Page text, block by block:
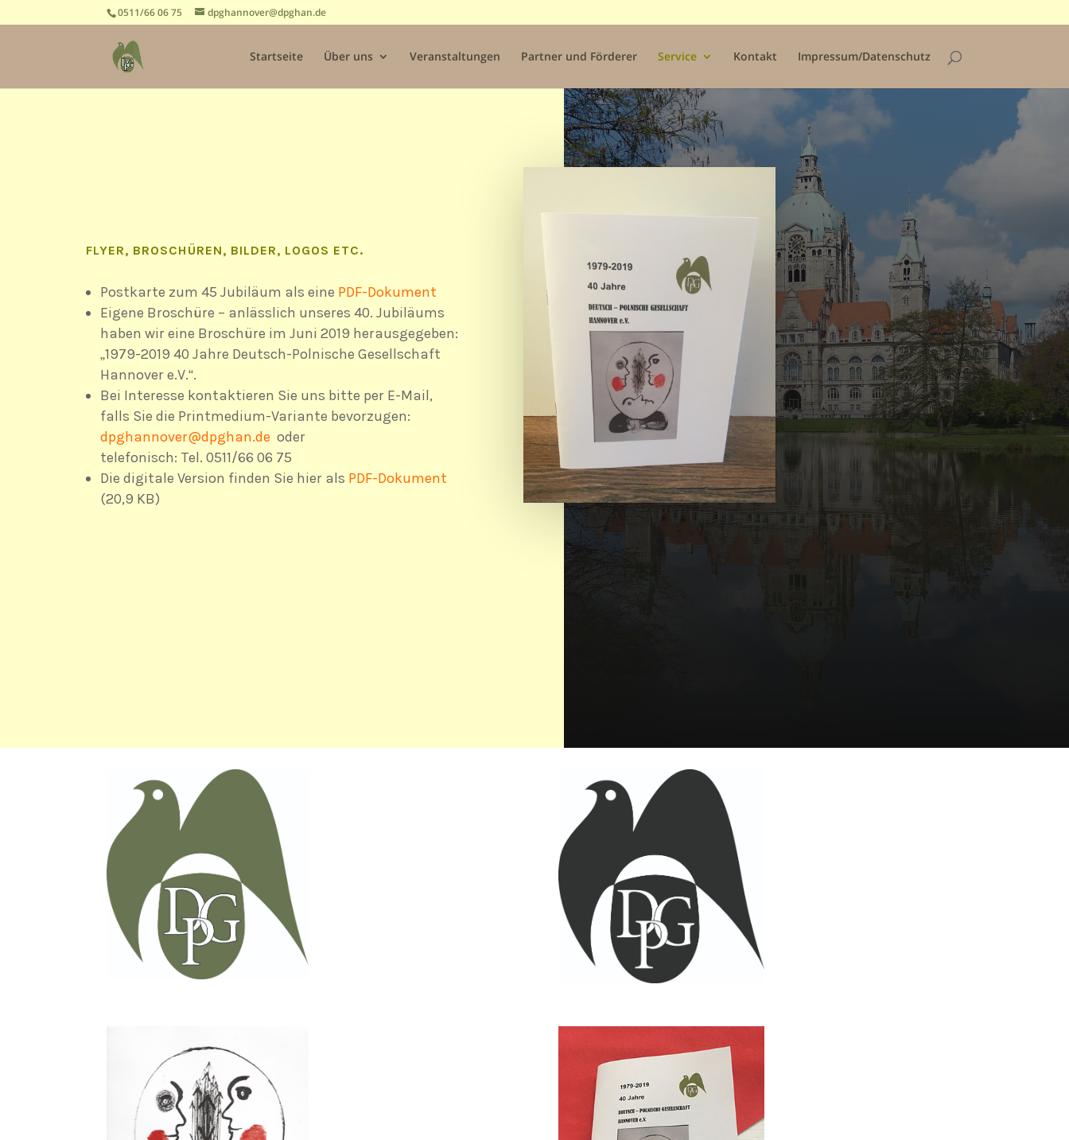
0511/66 06 75 dpghannover@dpghan.de
Startseite Über uns Veranstaltungen Partner und Förderer Service Kontakt Impressum/Datenschutz
FLYER, BROSCHÜREN, BILDER, LOGOS ETC.
Postkarte zum 45 Jubiläum als eine PDF-Dokument
Eigene Broschüre – anlässlich unseres 40. Jubiläums
haben wir eine Broschüre im Juni 2019 herausgegeben:
„1979-2019 40 Jahre Deutsch-Polnische Gesellschaft
Hannover e.V.“.
Bei Interesse kontaktieren Sie uns bitte per E-Mail,
falls Sie die Printmedium-Variante bevorzugen:
dpghannover@dpghan.de oder
telefonisch: Tel. 0511/66 06 75
Die digitale Version finden Sie hier als PDF-Dokument
(20,9 KB)